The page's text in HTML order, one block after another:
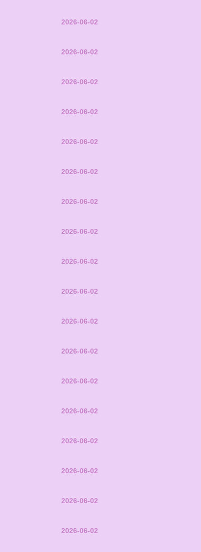
2026-06-02
2026-06-02
2026-06-02
2026-06-02
2026-06-02
2026-06-02
2026-06-02
2026-06-02
2026-06-02
2026-06-02
2026-06-02
2026-06-02
2026-06-02
2026-06-02
2026-06-02
2026-06-02
2026-06-02
2026-06-02